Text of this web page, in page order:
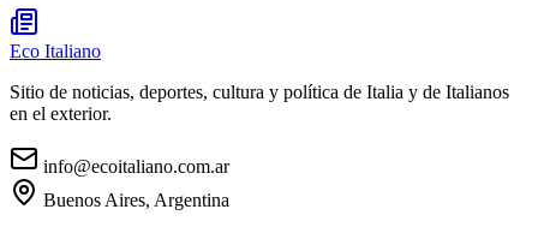
Eco Italiano
Sitio de noticias, deportes, cultura y política de Italia y de Italianos
en el exterior.
info@ecoitaliano.com.ar
Buenos Aires, Argentina